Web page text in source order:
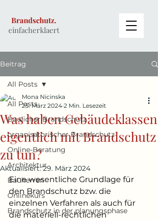
Brandschutz.
einfacherklaert
Beitrag
All Posts
Baulicher Brandschutz
organisatorischer Brandschutz
Online-Beratung
Architektur
Bauherren
Onlinekurs
Brandschutz in der planungsphase
All Posts
Was haben Gebäudeklassen
eigentlich mit Brandschutz
zu tun?
Mona Nicinska
25. März 2024 2 Min. Lesezeit
Aktualisiert:29. März 2024
Eine wesentliche Grundlage für
den Brandschutz bzw. die
einzelnen Verfahren als auch für
die materiell-rechtlichen